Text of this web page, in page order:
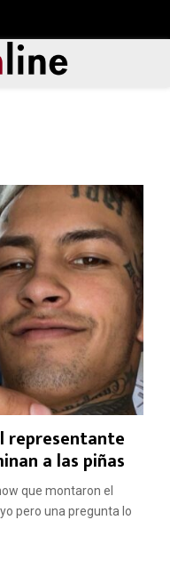
representante
a las piñas
que montaron el
pero una pregunta lo